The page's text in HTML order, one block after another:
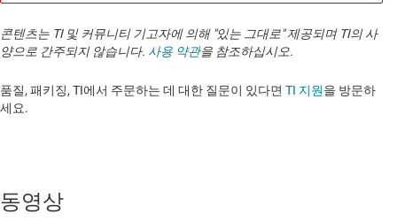
콘텐츠는 TI 및 커뮤니티 기고자에 의해 "있는 그대로" 제공되며 TI의 사
양으로 간주되지 않습니다. 사용 약관을 참조하십시오.
품질, 패키징, TI에서 주문하는 데 대한 질문이 있다면 TI 지원을 방문하
세요. ​​​​​​​​​​​​​​
동영상